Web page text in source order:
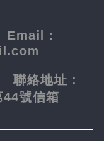
Email：
聯絡地址：
號信箱